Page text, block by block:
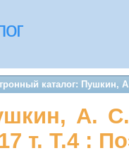
каталог: Пушкин,
А.
т. Т.4 :